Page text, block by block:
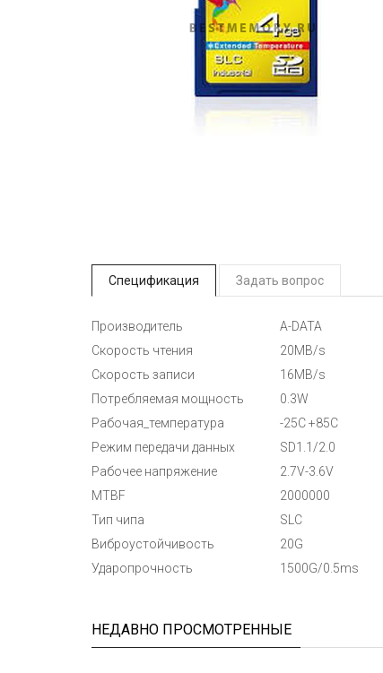
Спецификация Задать вопрос
Производитель
A-DATA
Скорость чтения
20MB/s
Скорость записи
16MB/s
Потребляемая мощность
0.3W
Рабочая_температура
-25C +85C
Режим передачи данных
SD1.1/2.0
Рабочее напряжение
2.7V-3.6V
MTBF
2000000
Тип чипа
SLC
Виброустойчивость
20G
Ударопрочность
1500G/0.5ms
НЕДАВНО ПРОСМОТРЕННЫЕ